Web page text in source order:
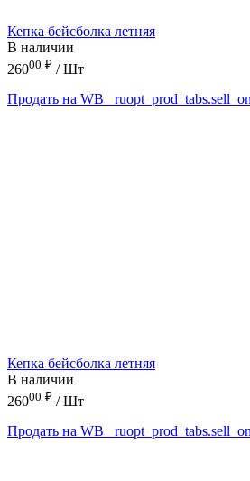
Кепка бейсболка летняя
В наличии
26000 ₽ / Шт
Продать на WB
Кепка бейсболка летняя
В наличии
26000 ₽ / Шт
Продать на WB